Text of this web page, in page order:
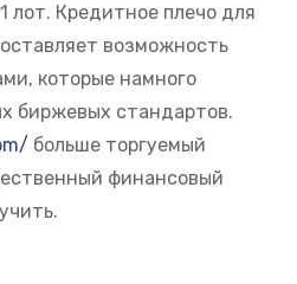
лот. Кредитное плечо для
возможность
которые намного
биржевых стандартов.
больше торгуемый
финансовый